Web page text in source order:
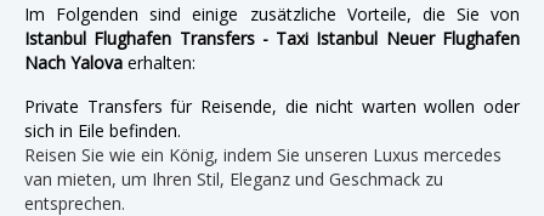
Im Folgenden sind einige zusätzliche Vorteile, die Sie von
Istanbul Flughafen Transfers - Taxi Istanbul Neuer Flughafen
Nach Yalova erhalten:
Private Transfers für Reisende, die nicht warten wollen oder
sich in Eile befinden.
Reisen Sie wie ein König, indem Sie unseren Luxus mercedes
van mieten, um Ihren Stil, Eleganz und Geschmack zu
entsprechen.